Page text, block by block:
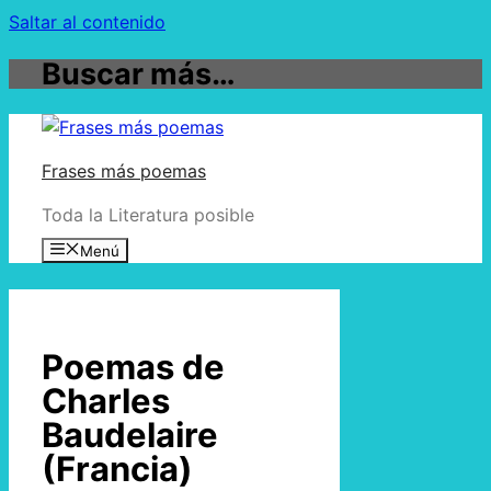
Saltar al contenido
Buscar más…
Frases más poemas
Toda la Literatura posible
Menú
Poemas de
Charles
Baudelaire
(Francia)